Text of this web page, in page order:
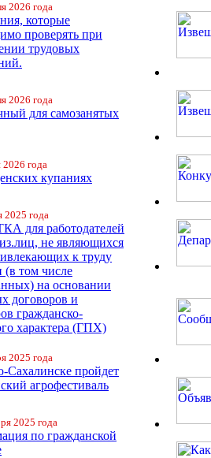
2026 года
которые
проверять при
трудовых
2026 года
для самозанятых
2026 года
купаниях
2025 года
для работодателей
не являющихся
к труду
(в том числе
на основании
договоров и
гражданско-
характера (ГПХ)
2025 года
пройдет
агрофестиваль
2025 года
по гражданской